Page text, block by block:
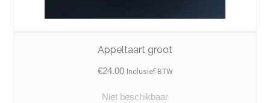
Appeltaart groot
€24.00 Inclusief BTW
Niet beschikbaar